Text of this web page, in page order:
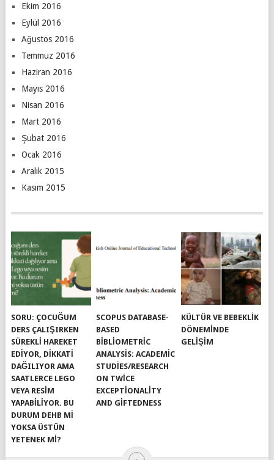
Ekim 2016
Eylül 2016
Ağustos 2016
Temmuz 2016
Haziran 2016
Mayıs 2016
Nisan 2016
Mart 2016
Şubat 2016
Ocak 2016
Aralık 2015
Kasım 2015
SORU: ÇOCUĞUM
DERS ÇALIŞIRKEN
SÜREKLI HAREKET
EDIYOR, DIKKATI
DAĞILIYOR AMA
SAATLERCE LEGO
VEYA RESIM
YAPABILIYOR. BU
DURUM DEHB MI
YOKSA ÜSTÜN
YETENEK MI?
SCOPUS DATABASE-
BASED
BIBLIOMETRIC
ANALYSIS: ACADEMIC
STUDIES/RESEARCH
ON TWICE
EXCEPTIONALITY
AND GIFTEDNESS
KÜLTÜR VE BEBEKLIK
DÖNEMINDE
GELIŞIM